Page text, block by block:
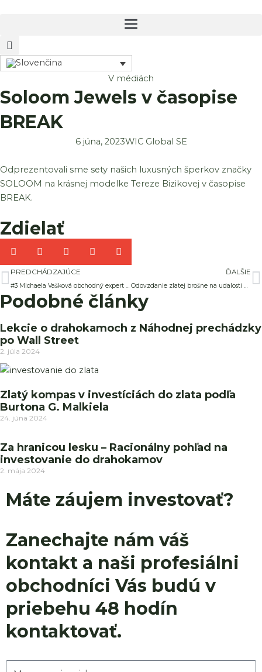
V médiách
Soloom Jewels v časopise
BREAK
6 júna, 2023WIC Global SE
Odprezentovali sme sety našich luxusných šperkov značky
SOLOOM na krásnej modelke Tereze Bizikovej v časopise
BREAK.
Zdielať
Prev
PREDCHÁDZAJÚCE
#3 Michaela Vašková obchodný expert vo WIC Global SE
ĎALŠIE
Odovzdanie zlatej brošne na udalosti Beckovské slnko
Podobné články
Lekcie o drahokamoch z Náhodnej prechádzky
po Wall Street
2. júla 2024
Zlatý kompas v investíciách do zlata podľa
Burtona G. Malkiela
24. júna 2024
Za hranicou lesku – Racionálny pohľad na
investovanie do drahokamov
2. mája 2024
Máte záujem investovať?
Zanechajte nám váš
kontakt a naši profesiálni
obchodníci Vás budú v
priebehu 48 hodín
kontaktovať.